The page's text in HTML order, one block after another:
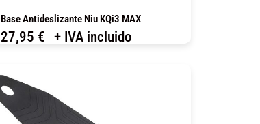
Base Antideslizante Niu KQi3 MAX
27,95 € + IVA incluido